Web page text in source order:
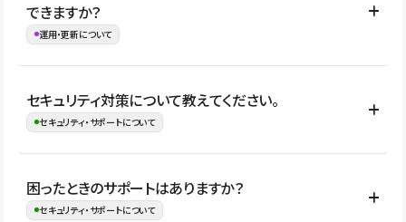
お問合せはこちら
管理の有無などがプランごとに異なります。詳しくは料金プランペ
ージをご覧ください。
できますか？
運用・更新について
はい。CMSやコンポーネントを活用して更新範囲を設計しておく
ことで、デザインを崩しにくい状態で運用できます。 さらにコン
ながらレイアウトに影響を与えずに更新作業を進めやすくなりま
す。
セキュリティ対策について教えてください。
セキュリティ・サポートについて
Studioでは、公開サイトやサービスを安全に利用できるよう、通信
の暗号化、データ保護、アクセス管理、脆弱性対策など、複数の観
困ったときのサポートはありますか？
セキュリティ・サポートについて